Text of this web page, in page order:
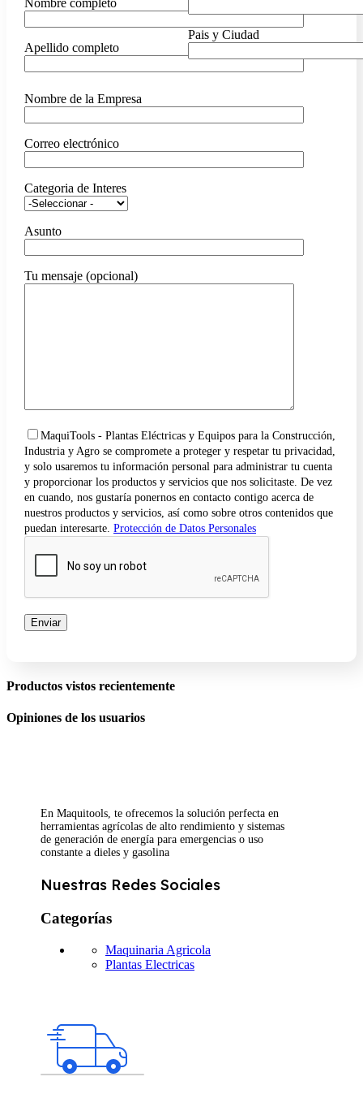
Apellido completo
Pais y Ciudad
Nombre de la Empresa
Correo electrónico
Categoria de Interes
Asunto
Tu mensaje (opcional)
MaquiTools - Plantas Eléctricas y Equipos para la Construcción,
Industria y Agro se compromete a proteger y respetar tu privacidad,
y solo usaremos tu información personal para administrar tu cuenta
y proporcionar los productos y servicios que nos solicitaste. De vez
en cuando, nos gustaría ponernos en contacto contigo acerca de
nuestros productos y servicios, así como sobre otros contenidos que
puedan interesarte. Protección de Datos Personales
Productos vistos recientemente
Opiniones de los usuarios
En Maquitools, te ofrecemos la solución perfecta en
herramientas agrícolas de alto rendimiento y sistemas
de generación de energía para emergencias o uso
constante a dieles y gasolina
Nuestras Redes Sociales
Categorías
Maquinaria Agricola
Plantas Electricas